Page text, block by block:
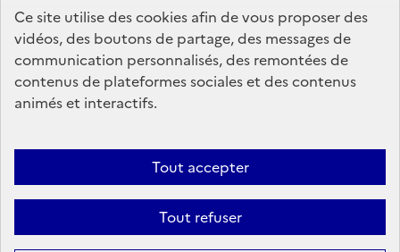
Ce site utilise des cookies afin de vous proposer des
vidéos, des boutons de partage, des messages de
communication personnalisés, des remontées de
contenus de plateformes sociales et des contenus
animés et interactifs.
Tout accepter
Tout refuser
legifrance.gouv.fr
info.gouv.fr
service-public.gouv.fr
data.gouv.fr
générale de protection des données
Nous contacter
Nos